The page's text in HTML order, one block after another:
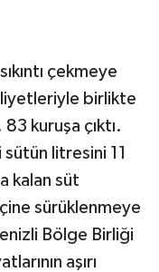
çekmeye
birlikte
kuruşa çıktı.
litresini 11
kalan süt
sürüklenmeye
Bölge Birliği
aşırı